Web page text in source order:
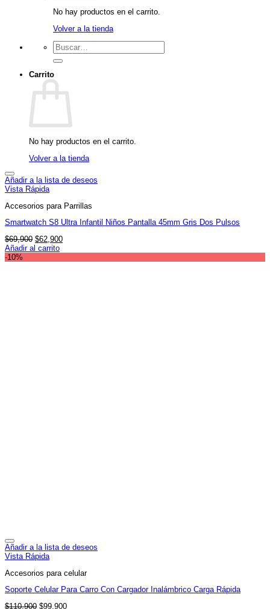
No hay productos en el carrito.
Volver a la tienda
Buscar
por:
Carrito
No hay productos en el carrito.
Volver a la tienda
Añadir a la lista de deseos
Vista Rápida
Accesorios para Parrillas
Smartwatch S8 Ultra Infantil Niños Pantalla 45mm Gris Dos Pulsos
$69,900 El
precio
$62,900El
Añadir al carrito
-10%
Añadir a la lista de deseos
Vista Rápida
Accesorios para celular
Soporte Celular Para Carro Con Cargador Inalámbrico Carga Rápida
$110,900 El
$99,900El